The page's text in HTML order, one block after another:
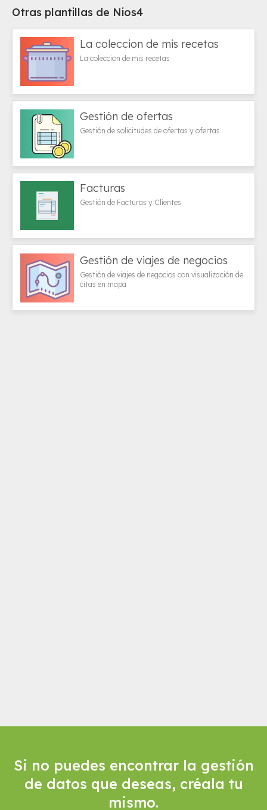
Otras plantillas de Nios4
La coleccion de mis recetas
La coleccion de mis recetas
Gestión de ofertas
Gestión de solicitudes de ofertas y ofertas
Facturas
Gestión de Facturas y Clientes
Gestión de viajes de negocios
Gestión de viajes de negocios con visualización de
citas en mapa
Si no puedes encontrar la gestión
de datos que deseas, créala tu
mismo.